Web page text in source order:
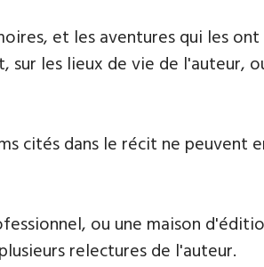
et les aventures qui les
les lieux de vie de l'auteur,
cités dans le récit ne peuvent
ou une maison
relectures de l'auteur.